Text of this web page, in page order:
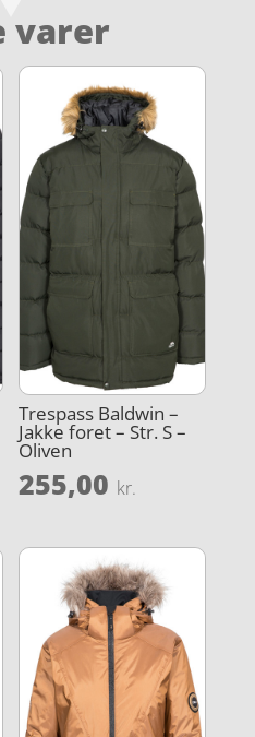
varer
Trespass Baldwin –
Jakke foret – Str. S –
Oliven
255,00 kr.